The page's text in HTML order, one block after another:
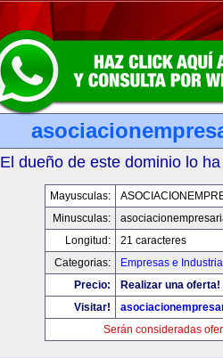
El dueño de este dominio lo
Mayusculas:
Minusculas:
Longitud:
21 caracteres
Categorias:
Empresas e
Precio:
Realizar una oferta!
Visitar!
Serán consideradas